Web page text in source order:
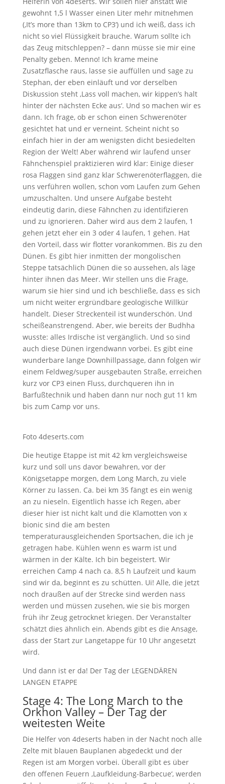
gewohnt 1,5 l Wasser einen Liter mehr mitnehmen
(‚It’s more than 13km to CP3‘) und ich weiß, dass ich
nicht so viel Flüssigkeit brauche. Warum sollte ich
das Zeug mitschleppen? – dann müsse sie mir eine
Penalty geben. Menno! Ich krame meine
Zusatzflasche raus, lasse sie auffüllen und sage zu
Stephan, der eben einläuft und vor derselben
Diskussion steht ‚Lass voll machen, wir kippen’s halt
hinter der nächsten Ecke aus‘. Und so machen wir es
dann. Ich frage, ob er schon einen Schwerenöter
gesichtet hat und er verneint. Scheint nicht so
einfach hier in der am wenigsten dicht besiedelten
Region der Welt! Aber während wir laufend unser
Fähnchenspiel praktizieren wird klar: Einige dieser
rosa Flaggen sind ganz klar Schwerenöterflaggen, die
uns verführen wollen, schon vom Laufen zum Gehen
umzuschalten. Und unsere Aufgabe besteht
eindeutig darin, diese Fähnchen zu identifizieren
und zu ignorieren. Daher wird aus dem 2 laufen, 1
gehen jetzt eher ein 3 oder 4 laufen, 1 gehen. Hat
den Vorteil, dass wir flotter vorankommen. Bis zu den
Dünen. Es gibt hier inmitten der mongolischen
Steppe tatsächlich Dünen die so aussehen, als läge
hinter ihnen das Meer. Wir stellen uns die Frage,
warum sie hier sind und ich beschließe, dass es sich
um nicht weiter ergründbare geologische Willkür
handelt. Dieser Streckenteil ist wunderschön. Und
scheißeanstrengend. Aber, wie bereits der Budhha
wusste: alles Irdische ist vergänglich. Und so sind
auch diese Dünen irgendwann vorbei. Es gibt eine
wunderbare lange Downhillpassage, dann folgen wir
einem Feldweg/super ausgebauten Straße, erreichen
kurz vor CP3 einen Fluss, durchqueren ihn in
Barfußtechnik und haben dann nur noch gut 11 km
bis zum Camp vor uns.
Foto 4deserts.com
Die heutige Etappe ist mit 42 km vergleichsweise
kurz und soll uns davor bewahren, vor der
Königsetappe morgen, dem Long March, zu viele
Körner zu lassen. Ca. bei km 35 fängt es ein wenig
an zu nieseln. Eigentlich hasse ich Regen, aber
dieser hier ist nicht kalt und die Klamotten von x
bionic sind die am besten
temperaturausgleichenden Sportsachen, die ich je
getragen habe. Kühlen wenn es warm ist und
wärmen in der Kälte. Ich bin begeistert. Wir
erreichen Camp 4 nach ca. 8,5 h Laufzeit und kaum
sind wir da, beginnt es zu schütten. Ui! Alle, die jetzt
noch draußen auf der Strecke sind werden nass
werden und müssen zusehen, wie sie bis morgen
früh ihr Zeug getrocknet kriegen. Der Veranstalter
schätzt dies ähnlich ein. Abends gibt es die Ansage,
dass der Start zur Langetappe für 10 Uhr angesetzt
wird.
Und dann ist er da! Der Tag der LEGENDÄREN
LANGEN ETAPPE
Stage 4: The Long March to the
Orkhon Valley – Der Tag der
weitesten Weite
Die Helfer von 4deserts haben in der Nacht noch alle
Zelte mit blauen Bauplanen abgedeckt und der
Regen ist am Morgen vorbei. Überall gibt es über
den offenen Feuern ‚Laufkleidung-Barbecue‘, werden